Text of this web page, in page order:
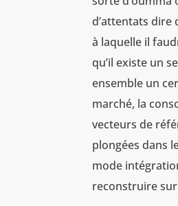
d’attentats dire
à laquelle il
qu’il existe un
ensemble un
marché, la
vecteurs de
plongées dans
mode
reconstruire sur